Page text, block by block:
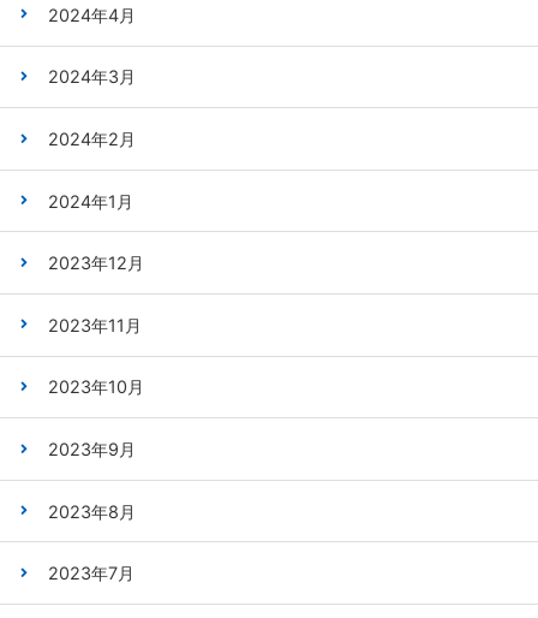
2024年4月
2024年3月
2024年2月
2024年1月
2023年12月
2023年11月
2023年10月
2023年9月
2023年8月
2023年7月